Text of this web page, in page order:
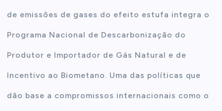
de emissões de gases do efeito estufa integra o
Programa Nacional de Descarbonização do
Produtor e Importador de Gás Natural e de
Incentivo ao Biometano. Uma das políticas que
dão base a compromissos internacionais como o